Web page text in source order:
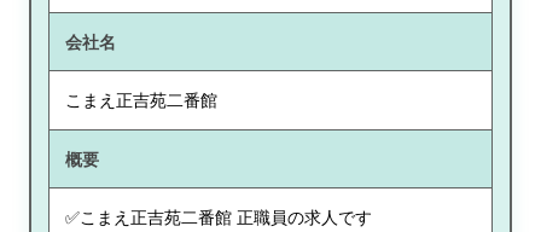
会社名
こまえ正吉苑二番館
概要
✅こまえ正吉苑二番館 正職員の求人です